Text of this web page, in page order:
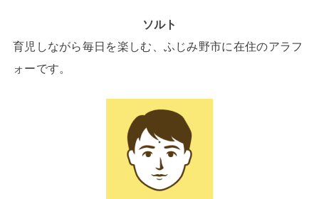
ソルト
育児しながら毎日を楽しむ、ふじみ野市に在住のアラフ
ォーです。